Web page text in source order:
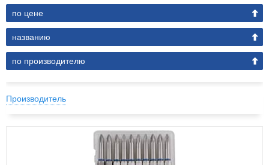
по цене
названию
по производителю
Производитель